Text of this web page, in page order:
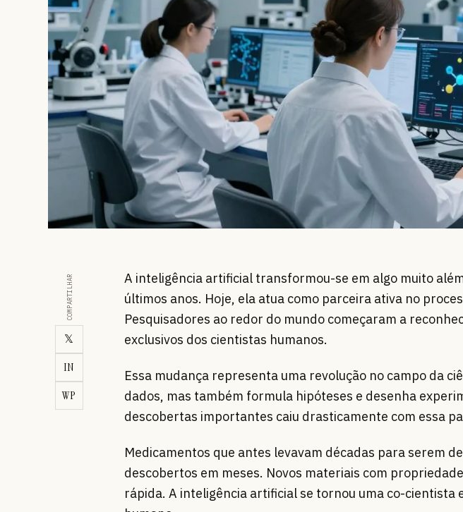
COMPARTILHAR
𝕏
IN
WP
A inteligência artificial transformou-se em algo muito
últimos anos. Hoje, ela atua como parceira ativa no
Pesquisadores ao redor do mundo começaram a
exclusivos dos cientistas humanos.
Essa mudança representa uma revolução no campo da
dados, mas também formula hipóteses e desenha
descobertas importantes caiu drasticamente com essa
Medicamentos que antes levavam décadas para serem
descobertos em meses. Novos materiais com
rápida. A inteligência artificial se tornou uma co-cientista